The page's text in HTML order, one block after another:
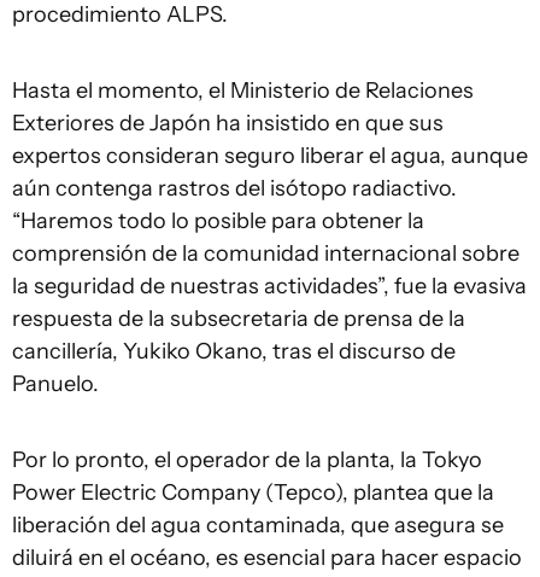
procedimiento ALPS.
Hasta el momento, el Ministerio de Relaciones
Exteriores de Japón ha insistido en que sus
expertos consideran seguro liberar el agua, aunque
aún contenga rastros del isótopo radiactivo.
“Haremos todo lo posible para obtener la
comprensión de la comunidad internacional sobre
la seguridad de nuestras actividades”, fue la evasiva
respuesta de la subsecretaria de prensa de la
cancillería, Yukiko Okano, tras el discurso de
Panuelo.
Por lo pronto, el operador de la planta, la Tokyo
Power Electric Company (Tepco), plantea que la
liberación del agua contaminada, que asegura se
diluirá en el océano, es esencial para hacer espacio